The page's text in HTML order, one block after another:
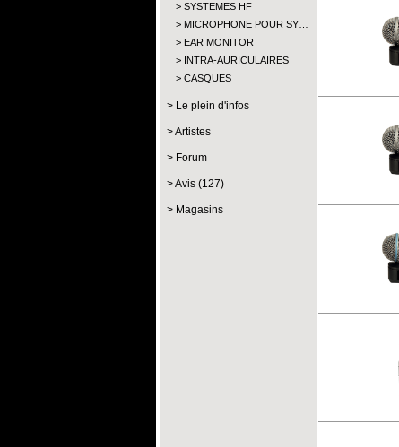
SYSTEMES HF
MICROPHONE POUR SY…
EAR MONITOR
INTRA-AURICULAIRES
CASQUES
Le plein d'infos
Artistes
Forum
Avis (127)
Magasins